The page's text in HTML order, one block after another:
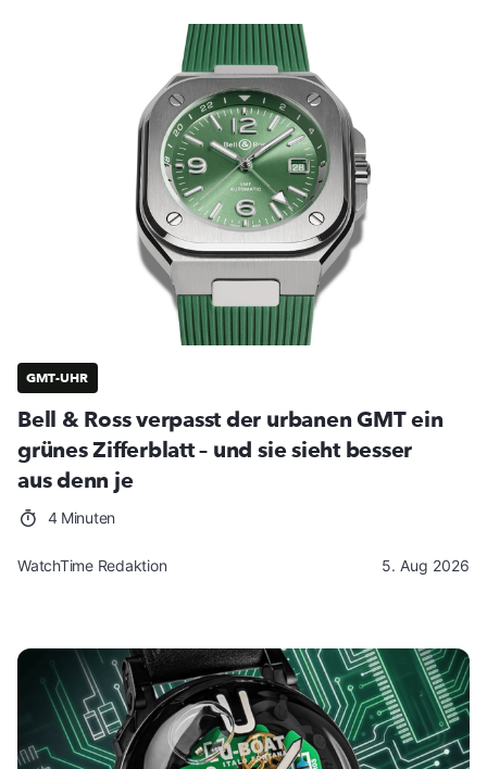
GMT-UHR
Bell & Ross verpasst der urbanen GMT ein
grünes Zifferblatt – und sie sieht besser
aus denn je
4 Minuten
WatchTime Redaktion 5. Aug 2026